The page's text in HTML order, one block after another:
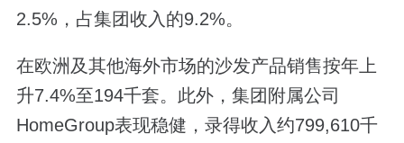
2.5%，占集团收入的9.2%。
在欧洲及其他海外市场的沙发产品销售按年上
升7.4%至194千套。此外，集团附属公司
HomeGroup表现稳健，录得收入约799,610千